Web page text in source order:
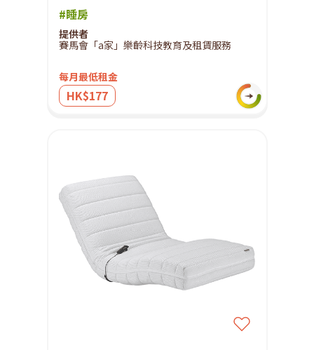
#睡房
提供者
賽馬會「a家」樂齡科技教育及租賃服務
每月最低租金
HK$177